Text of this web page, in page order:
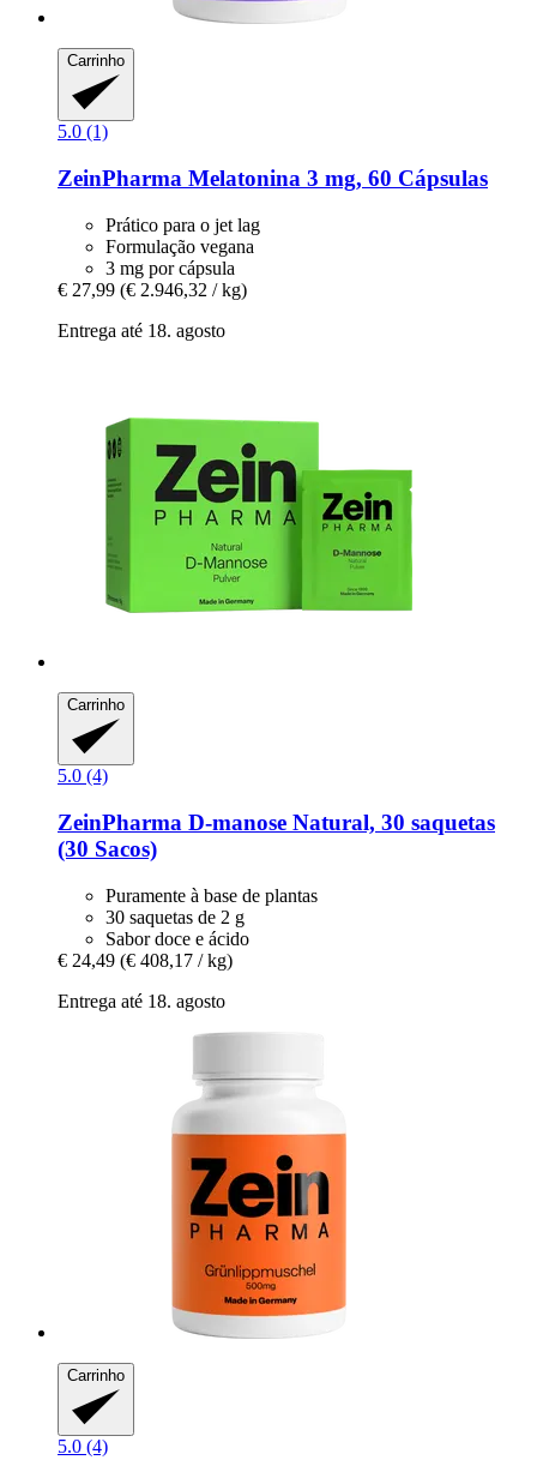
Carrinho
5.0 (1)
ZeinPharma Melatonina 3 mg, 60 Cápsulas
Prático para o jet lag
Formulação vegana
3 mg por cápsula
€ 27,99 (€ 2.946,32 / kg)
Entrega até 18. agosto
Carrinho
5.0 (4)
ZeinPharma D-​manose Natural, 30 saquetas
(30 Sacos)
Puramente à base de plantas
30 saquetas de 2 g
Sabor doce e ácido
€ 24,49 (€ 408,17 / kg)
Entrega até 18. agosto
Carrinho
5.0 (4)